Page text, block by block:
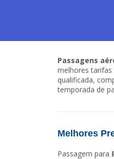
Passagens
melhores
qualificada,
temporada de
Melhores
Passagem para